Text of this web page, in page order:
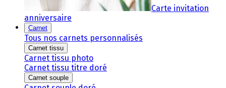
Carte invitation
anniversaire
Carnet
Tous nos carnets personnalisés
Carnet tissu
Carnet tissu photo
Carnet tissu titre doré
Carnet souple